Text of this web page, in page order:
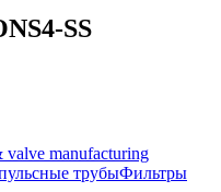
SS
manufacturing
трубыФильтры